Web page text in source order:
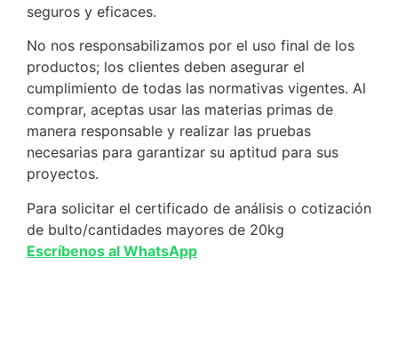
seguros y eficaces.
No nos responsabilizamos por el uso final de los
productos; los clientes deben asegurar el
cumplimiento de todas las normativas vigentes. Al
comprar, aceptas usar las materias primas de
manera responsable y realizar las pruebas
necesarias para garantizar su aptitud para sus
proyectos.
Para solicitar el certificado de análisis o cotización
de bulto/cantidades mayores de 20kg
Escríbenos al WhatsApp